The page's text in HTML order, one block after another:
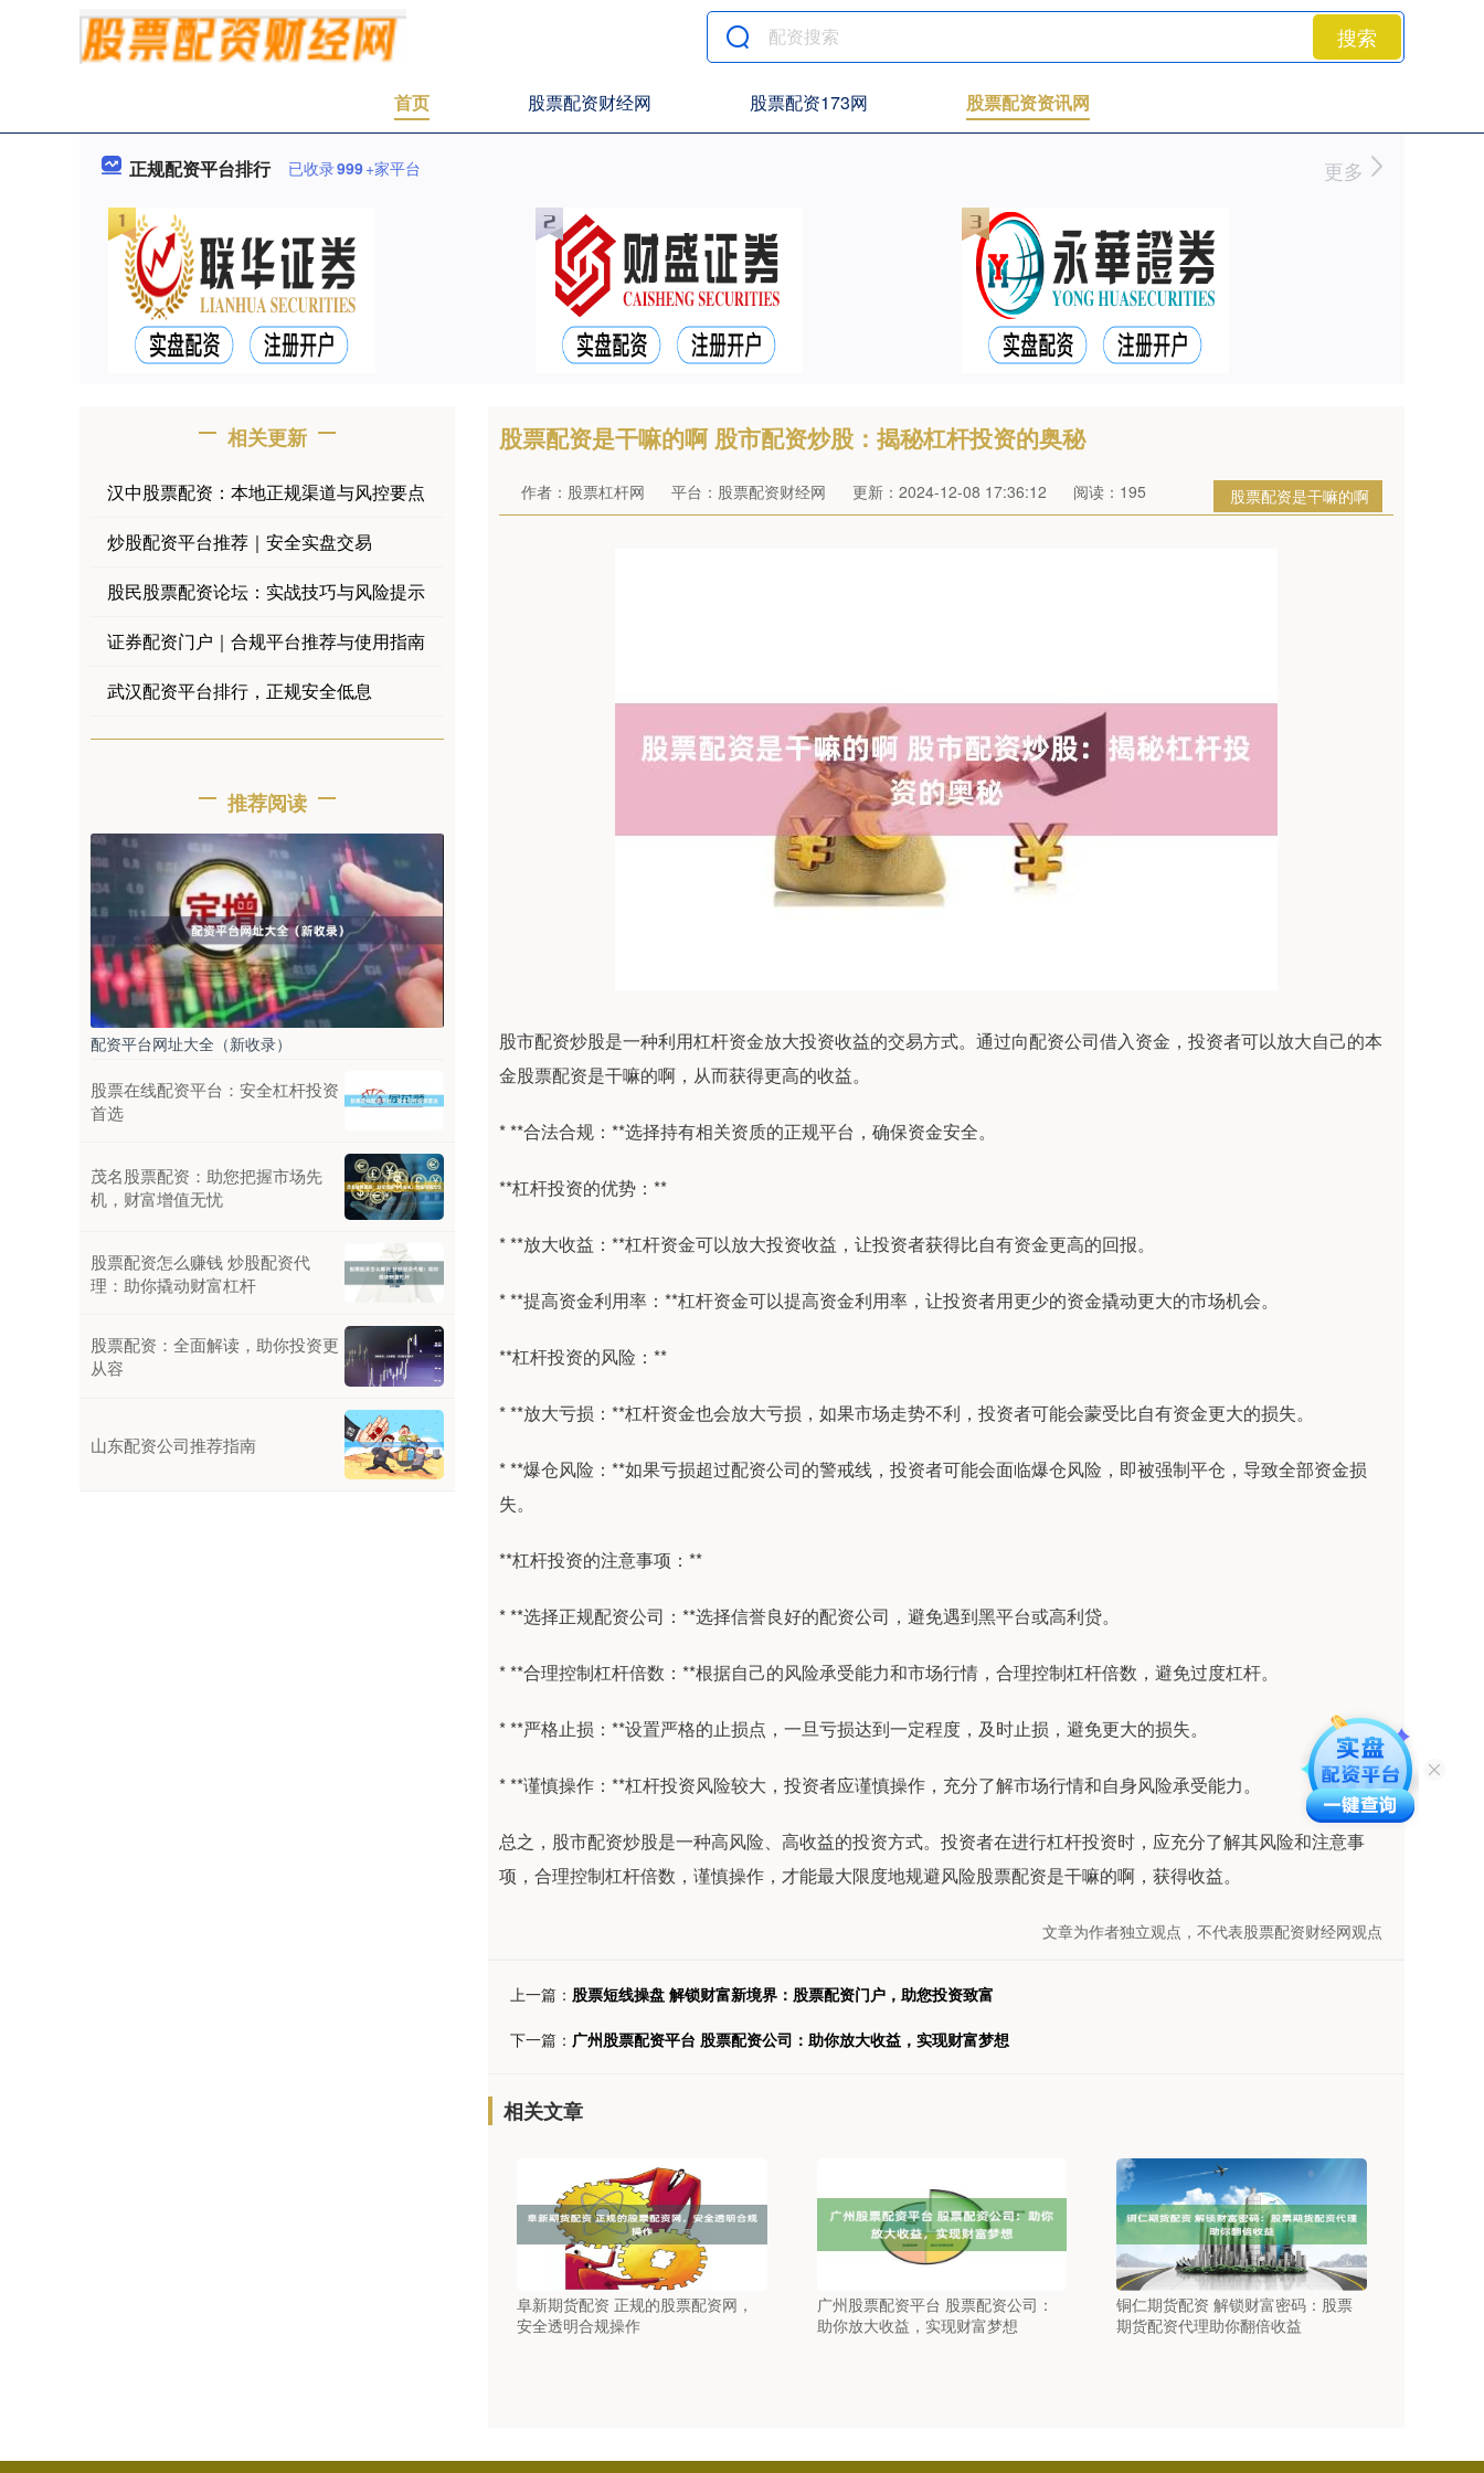
搜索
首页 股票配资财经网 股票配资173网 股票配资资讯网
正规配资平台排行 已收录999+家平台 更多
股票配资是干嘛的啊 股市配资炒股：揭秘杠杆投资的奥秘
股票配资是干嘛的啊
作者：股票杠杆网 平台：股票配资财经网 更新：2024-12-08 17:36:12 阅读：195
股市配资炒股是一种利用杠杆资金放大投资收益的交易方式。通过向配资公司借入资金，投资者可以放大自己的本
金股票配资是干嘛的啊，从而获得更高的收益。
* **合法合规：**选择持有相关资质的正规平台，确保资金安全。
**杠杆投资的优势：**
* **放大收益：**杠杆资金可以放大投资收益，让投资者获得比自有资金更高的回报。
* **提高资金利用率：**杠杆资金可以提高资金利用率，让投资者用更少的资金撬动更大的市场机会。
**杠杆投资的风险：**
* **放大亏损：**杠杆资金也会放大亏损，如果市场走势不利，投资者可能会蒙受比自有资金更大的损失。
* **爆仓风险：**如果亏损超过配资公司的警戒线，投资者可能会面临爆仓风险，即被强制平仓，导致全部资金损
失。
**杠杆投资的注意事项：**
* **选择正规配资公司：**选择信誉良好的配资公司，避免遇到黑平台或高利贷。
* **合理控制杠杆倍数：**根据自己的风险承受能力和市场行情，合理控制杠杆倍数，避免过度杠杆。
* **严格止损：**设置严格的止损点，一旦亏损达到一定程度，及时止损，避免更大的损失。
* **谨慎操作：**杠杆投资风险较大，投资者应谨慎操作，充分了解市场行情和自身风险承受能力。
总之，股市配资炒股是一种高风险、高收益的投资方式。投资者在进行杠杆投资时，应充分了解其风险和注意事
项，合理控制杠杆倍数，谨慎操作，才能最大限度地规避风险股票配资是干嘛的啊，获得收益。
文章为作者独立观点，不代表股票配资财经网观点
上一篇： 股票短线操盘 解锁财富新境界：股票配资门户，助您投资致富
下一篇： 广州股票配资平台 股票配资公司：助你放大收益，实现财富梦想
相关文章
阜新期货配资 正规的股票配资网，
安全透明合规操作
广州股票配资平台 股票配资公司：
助你放大收益，实现财富梦想
铜仁期货配资 解锁财富密码：股票
期货配资代理助你翻倍收益
相关更新
汉中股票配资：本地正规渠道与风控要点
炒股配资平台推荐｜安全实盘交易
股民股票配资论坛：实战技巧与风险提示
证券配资门户｜合规平台推荐与使用指南
武汉配资平台排行，正规安全低息
推荐阅读
配资平台网址大全（新收录）
股票在线配资平台：安全杠杆投资
首选
茂名股票配资：助您把握市场先
机，财富增值无忧
股票配资怎么赚钱 炒股配资代
理：助你撬动财富杠杆
股票配资：全面解读，助你投资更
从容
山东配资公司推荐指南